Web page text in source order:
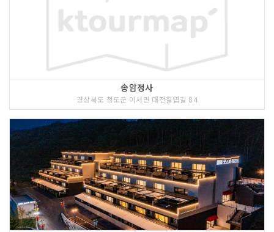
송암정사
경상북도 청도군 이서면 대전칠엽길 84